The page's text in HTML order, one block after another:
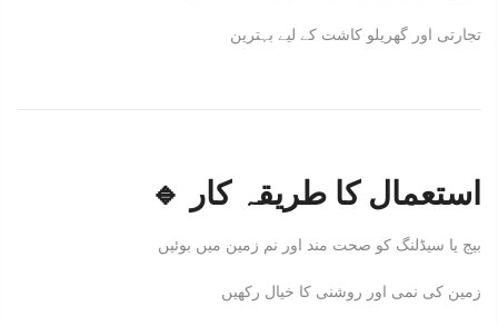
تجارتی اور گھریلو کاشت کے لیے بہترین
🔹 استعمال کا طریقہ کار
بیج یا سیڈلنگ کو صحت مند اور نم زمین میں بوئیں
زمین کی نمی اور روشنی کا خیال رکھیں